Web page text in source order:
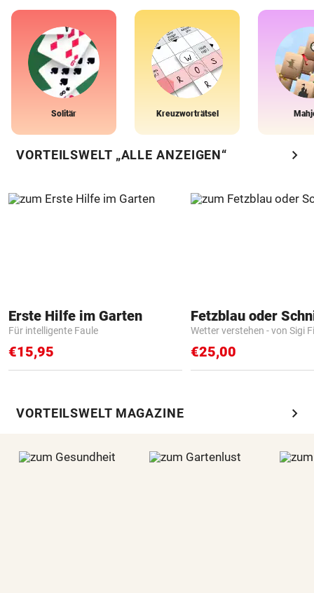
Solitär Kreuzworträtsel
VORTEILSWELT „ALLE ANZEIGEN“ chevron_right
Erste Hilfe im Garten
Für intelligente Faule
€15,95
Fetzblau oder
Wetter verstehen - von Sigi
€25,00
VORTEILSWELT MAGAZINE chevron_right